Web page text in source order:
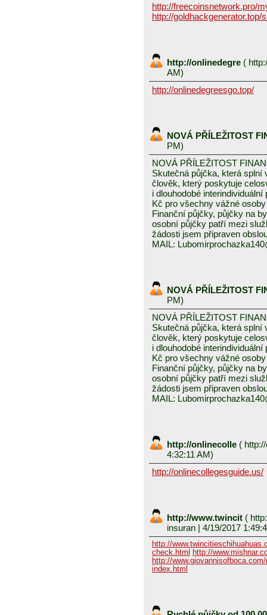
http://freecoinsnetwork.pro/
http://
http://onlinedegre (
AM)
http://onlinedegreesgo.top/
NOVÁ PŘÍLEŽITOST
PM)
NOVÁ PŘÍLEŽITOST
Skutečná půjčka, která
člověk, který poskytuje
i dlouhodobé
Kč pro všechny vážné
Finanční půjčky, půjčky na
osobní půjčky patří mezi
žádosti jsem připraven
MAIL:
NOVÁ PŘÍLEŽITOST
PM)
NOVÁ PŘÍLEŽITOST
Skutečná půjčka, která
člověk, který poskytuje
i dlouhodobé
Kč pro všechny vážné
Finanční půjčky, půjčky na
osobní půjčky patří mezi
žádosti jsem připraven
MAIL:
http://onlinecolle (
4:32:11 AM)
http://onlinecollegesguide.us/
http://www.twincit (
insuran | 4/19/2017
http://
check.html
http://
http://
index.html